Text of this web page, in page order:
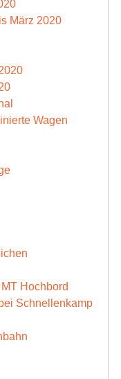
März 2020
Wagen
Hochbord
Schnellenkamp